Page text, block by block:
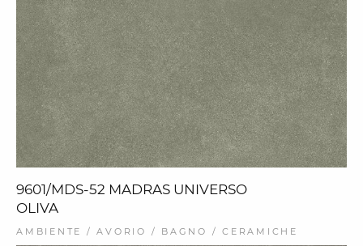
9601/MDS-52 MADRAS UNIVERSO
OLIVA
AMBIENTE / AVORIO / BAGNO / CERAMICHE